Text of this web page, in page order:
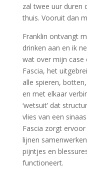
zal twee uur duren
thuis. Vooruit dan
Franklin ontvangt
drinken aan en ik
wat over mijn case
Fascia, het
alle spieren,
en met elkaar
‘wetsuit’ dat
vlies van een
Fascia zorgt
lijnen
pijntjes en
functioneert.